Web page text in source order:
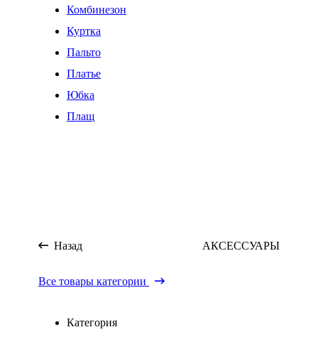
Комбинезон
Куртка
Пальто
Платье
Юбка
Плащ
Назад АКСЕССУАРЫ
Все товары категории
Категория